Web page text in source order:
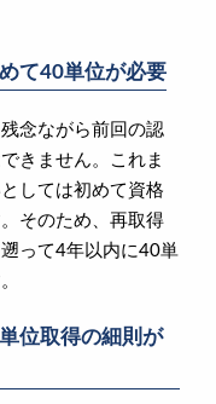
て40単位が必要
念ながら前回の認
きません。これま
しては初めて資格
そのため、再取得
って4年以内に40単
位取得の細則が